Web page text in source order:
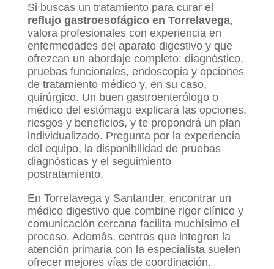
Si buscas un tratamiento para curar el
reflujo gastroesofágico en Torrelavega,
valora profesionales con experiencia en
enfermedades del aparato digestivo y que
ofrezcan un abordaje completo: diagnóstico,
pruebas funcionales, endoscopia y opciones
de tratamiento médico y, en su caso,
quirúrgico. Un buen gastroenterólogo o
médico del estómago explicará las opciones,
riesgos y beneficios, y te propondrá un plan
individualizado. Pregunta por la experiencia
del equipo, la disponibilidad de pruebas
diagnósticas y el seguimiento
postratamiento.
En Torrelavega y Santander, encontrar un
médico digestivo que combine rigor clínico y
comunicación cercana facilita muchísimo el
proceso. Además, centros que integren la
atención primaria con la especialista suelen
ofrecer mejores vías de coordinación.